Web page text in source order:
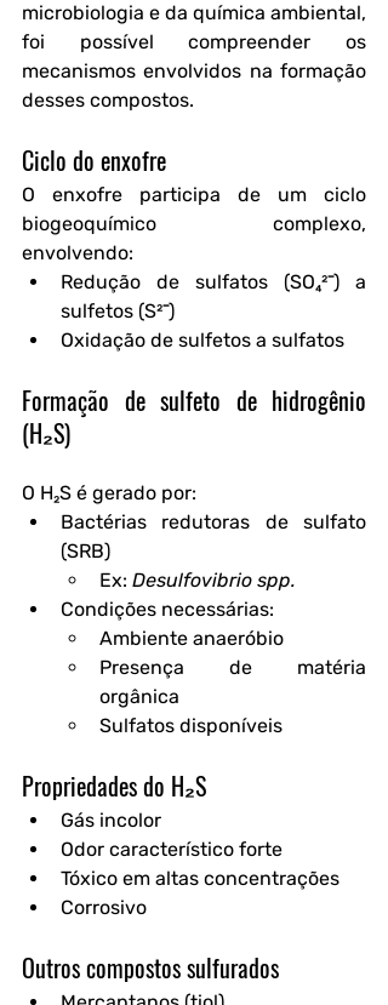
microbiologia e da química ambiental,
foi possível compreender os
mecanismos envolvidos na formação
desses compostos.
Ciclo do enxofre
O enxofre participa de um ciclo
biogeoquímico complexo,
envolvendo:
Redução de sulfatos (SO₄²⁻) a
sulfetos (S²⁻)
Oxidação de sulfetos a sulfatos
Formação de sulfeto de hidrogênio
(H₂S)
O H₂S é gerado por:
Bactérias redutoras de sulfato
(SRB)
Ex: Desulfovibrio spp.
Condições necessárias:
Ambiente anaeróbio
Presença de matéria
orgânica
Sulfatos disponíveis
Propriedades do H₂S
Gás incolor
Odor característico forte
Tóxico em altas concentrações
Corrosivo
Outros compostos sulfurados